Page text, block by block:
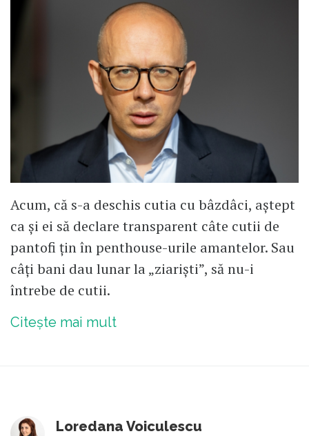
Acum, că s-a deschis cutia cu bâzdâci, aștept
ca și ei să declare transparent câte cutii de
pantofi țin în penthouse-urile amantelor. Sau
câți bani dau lunar la „ziariști”, să nu-i
întrebe de cutii.
Citește mai mult
Loredana Voiculescu